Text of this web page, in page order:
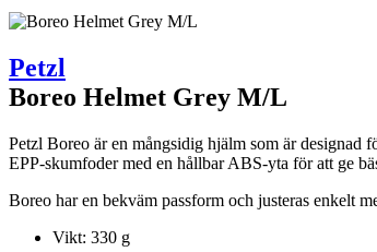
Petzl
Boreo Helmet Grey M/L
Petzl Boreo är en mångsidig hjälm som är designad
EPP-skumfoder med en hållbar ABS-yta för att ge
Boreo har en bekväm passform och justeras enkelt
Vikt: 330 g